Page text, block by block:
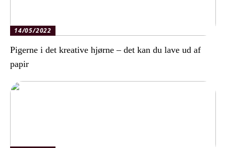
14/05/2022
Pigerne i det kreative hjørne – det kan du lave ud af
papir